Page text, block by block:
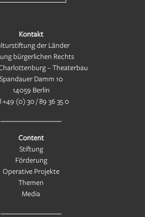
Kontakt
der Länder
bürgerlichen Rechts
– Theaterbau
Spandauer Damm 10
14059 Berlin
+49 (0) 30 / 89 36 35 0
Content
Stiftung
Förderung
Operative Projekte
Themen
Media